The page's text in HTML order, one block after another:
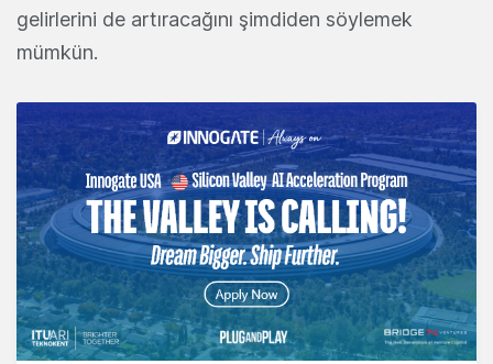
gelirlerini de artıracağını şimdiden söylemek
mümkün.